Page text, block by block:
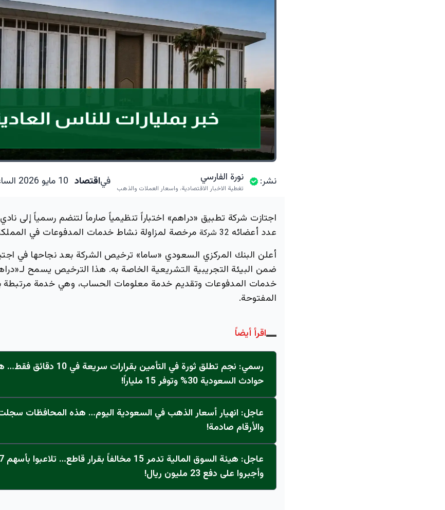
نشر: نورة الفارسي
تغطية الاخبار الاقتصادية، واسعار العملات والذهب فياقتصاد 10 مايو 2026 الساعة 06:40 مساءاً
اجتازت شركة تطبيق «دراهم» اختباراً تنظيمياً صارماً لتنضم رسمياً إلى
عدد أعضائه 32 شركة
مرخصة لمزاولة نشاط خدمات المدفوعات في
أعلن البنك المركزي السعودي «ساما» ترخيص الشركة بعد نجاحها في
ضمن البيئة التجريبية التشريعية الخاصة به. هذا الترخيص يسمح
خدمات المدفوعات وتقديم خدمة معلومات الحساب، وهي خدمة مرتبطة
المفتوحة.
اقرأ أيضاً
رسمي: نجم تطلق ثورة في التأمين
حوادث السعودية 30% وتوفر 15 ملياراً!
عاجل: انهيار أسعار الذهب في السعودية اليوم… هذه المحافظات
والأرقام صادمة!
وأجبروا على دفع 23 مليون ريال!